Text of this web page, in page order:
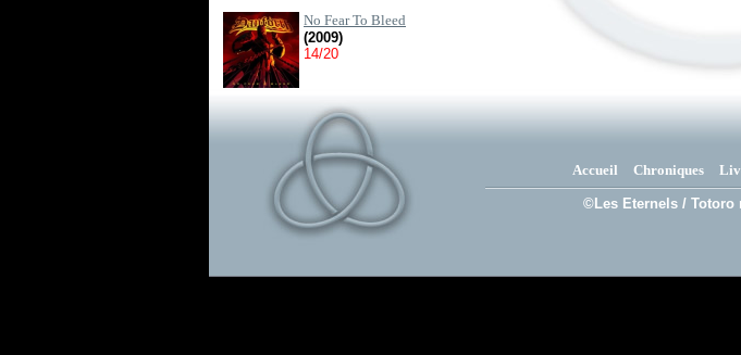
No Fear To Bleed
(2009)
14/20
Accueil Chroniques
©Les Eternels / Totoro